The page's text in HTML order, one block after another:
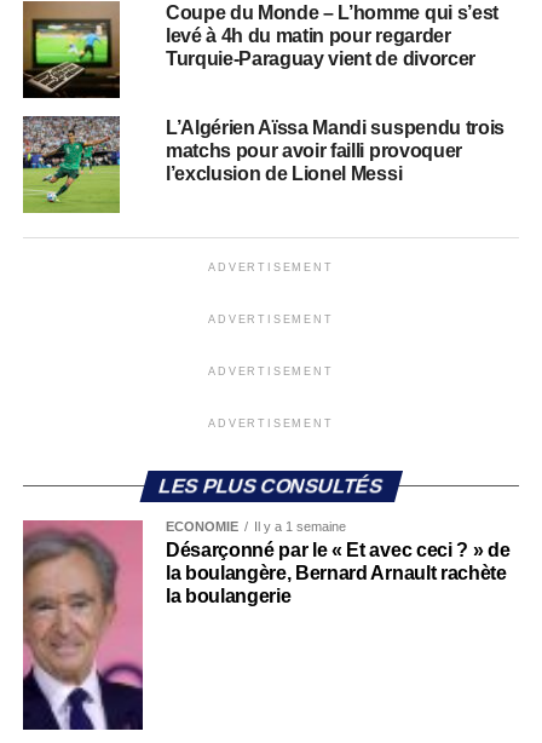
Coupe du Monde – L’homme qui s’est
levé à 4h du matin pour regarder
Turquie-Paraguay vient de divorcer
L’Algérien Aïssa Mandi suspendu trois
matchs pour avoir failli provoquer
l’exclusion de Lionel Messi
ADVERTISEMENT
ADVERTISEMENT
ADVERTISEMENT
ADVERTISEMENT
LES PLUS CONSULTÉS
ECONOMIE Il y a 1 semaine
Désarçonné par le « Et avec ceci ? » de
la boulangère, Bernard Arnault rachète
la boulangerie